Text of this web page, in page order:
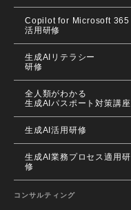
Copilot for Microsoft 365
活用研修
生成AIリテラシー
研修
全人類がわかる
生成AIパスポート対策講座
生成AI活用研修
生成AI業務プロセス適用研
修
コンサルティング